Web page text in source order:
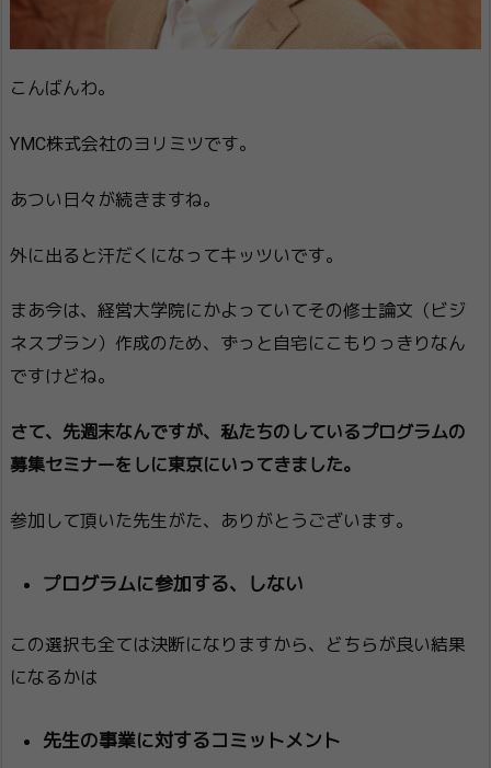
こんばんわ。
YMC株式会社のヨリミツです。
あつい日々が続きますね。
外に出ると汗だくになってキッツいです。
まあ今は、経営大学院にかよっていてその修士論文（ビジ
ネスプラン）作成のため、ずっと自宅にこもりっきりなん
ですけどね。
さて、先週末なんですが、私たちのしているプログラムの
募集セミナーをしに東京にいってきました。
参加して頂いた先生がた、ありがとうございます。
プログラムに参加する、しない
この選択も全ては決断になりますから、どちらが良い結果
になるかは
先生の事業に対するコミットメント